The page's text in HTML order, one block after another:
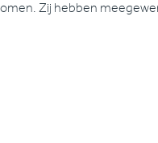
Zij hebben